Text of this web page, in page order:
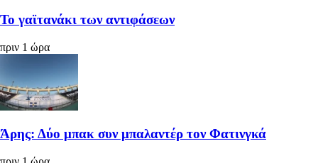
Το γαϊτανάκι των αντιφάσεων
πριν 1 ώρα
Άρης: Δύο μπακ συν μπαλαντέρ τον Φατινγκά